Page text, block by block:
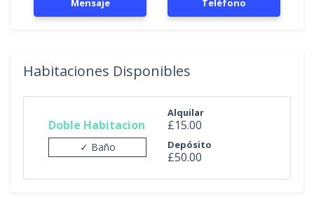
Mensaje Teléfono
Habitaciones Disponibles
Doble Habitacion
✓ Baño
Alquilar
£15.00
Depósito
£50.00